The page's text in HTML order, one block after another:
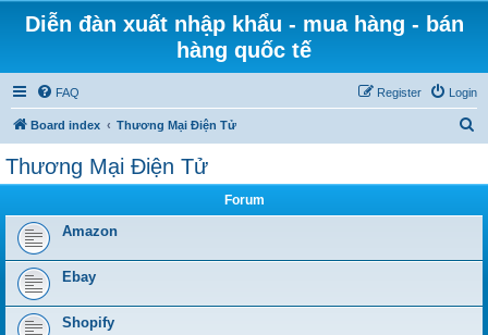
Diễn đàn xuất nhập khẩu - mua hàng - bán
hàng quốc tế
FAQ Login
Register
Board index Thương Mại Điện Tử
Thương Mại Điện Tử
Forum
Amazon
Ebay
Shopify